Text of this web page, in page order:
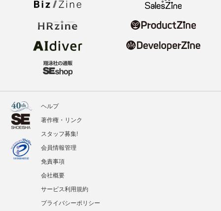
ヘルプ
著作権・リンク
スタッフ募集!
会員情報管理
免責事項
会社概要
サービス利用規約
プライバシーポリシー